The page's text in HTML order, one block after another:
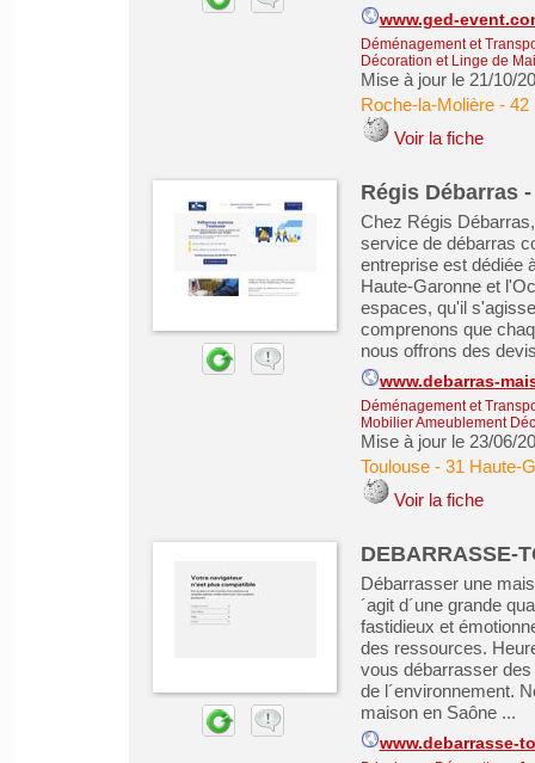
www.ged-
Déménagement et
Décoration et Linge de
Mise à jour le 21/10/
Roche-la-Molière- 42
Voir la fiche
Régis Débarras
Chez Régis
service de débarras
entreprise est dédiée
Haute-Garonne et
espaces, qu'il
comprenons que
nous offrons des
www.debarras-
Déménagement et
Mobilier Ameublement
Mise à jour le 23/06/
Toulouse- 31 Haute-
Voir la fiche
DEBARRASSE-
Débarrasser une
´agit d´une grande
fastidieux et
des ressources.
vous débarrasser
de l´environnement.
maison en Saône ...
www.debarrasse-